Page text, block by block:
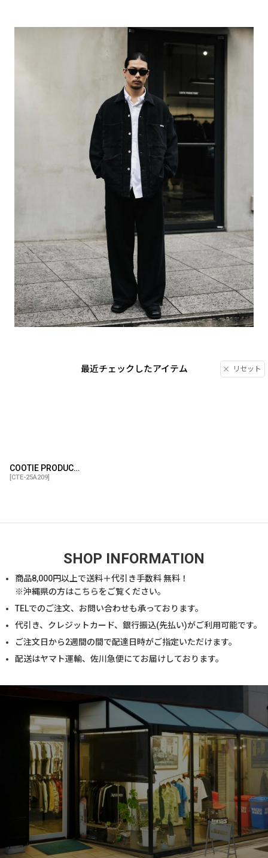
最近チェックしたアイテム リセット
COOTIE PRODUCTIONS/Sulfur Dyed Exaggerated Twill Coverall（Black）［ツイルカバーオール-25秋冬］
[CTE-25A209]
SHOP INFORMATION
商品8,000円以上で送料＋代引き手数料 無料！
※沖縄県の方はこちらをご覧ください。
TELでのご注文、お問い合わせも承っております。
代引き、クレジットカード、銀行振込(先払い)がご利用可能です。
ご注文日から2週間の間で配達日時がご指定いただけます。
配送はヤマト運輸、佐川急便にてお届けしております。